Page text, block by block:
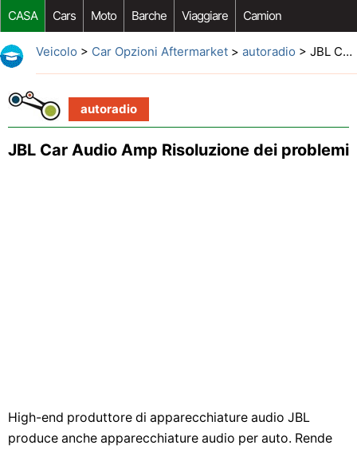
CASA Cars Moto Barche Viaggiare Camion
Riparazione Auto Acquisto Auto Car Opzioni Aftermarket
Veicolo > Car Opzioni Aftermarket> autoradio > JBL Car Audio Amp Risoluzione dei problemi
autoradio
JBL Car Audio Amp Risoluzione dei problemi
High-end produttore di apparecchiature audio JBL
produce anche apparecchiature audio per auto. Rende